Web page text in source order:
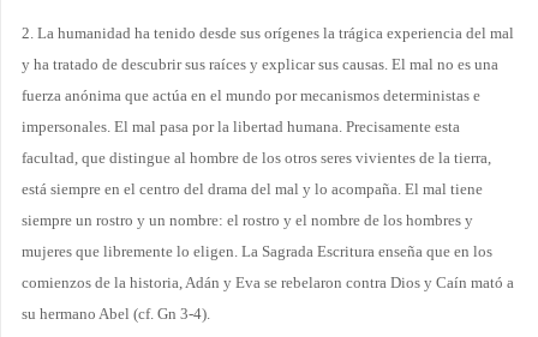
2. La humanidad ha tenido desde sus orígenes la trágica experiencia del mal
y ha tratado de descubrir sus raíces y explicar sus causas. El mal no es una
fuerza anónima que actúa en el mundo por mecanismos deterministas e
impersonales. El mal pasa por la libertad humana. Precisamente esta
facultad, que distingue al hombre de los otros seres vivientes de la tierra,
está siempre en el centro del drama del mal y lo acompaña. El mal tiene
siempre un rostro y un nombre: el rostro y el nombre de los hombres y
mujeres que libremente lo eligen. La Sagrada Escritura enseña que en los
comienzos de la historia, Adán y Eva se rebelaron contra Dios y Caín mató a
su hermano Abel (cf. Gn 3-4).